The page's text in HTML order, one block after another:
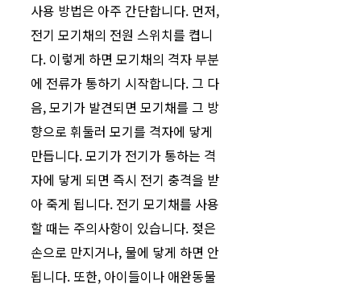
사용 방법은 아주 간단합니다. 먼저,
전기 모기채의 전원 스위치를 켭니
다. 이렇게 하면 모기채의 격자 부분
에 전류가 통하기 시작합니다. 그 다
음, 모기가 발견되면 모기채를 그 방
향으로 휘둘러 모기를 격자에 닿게
만듭니다. 모기가 전기가 통하는 격
자에 닿게 되면 즉시 전기 충격을 받
아 죽게 됩니다. 전기 모기채를 사용
할 때는 주의사항이 있습니다. 젖은
손으로 만지거나, 물에 닿게 하면 안
됩니다. 또한, 아이들이나 애완동물